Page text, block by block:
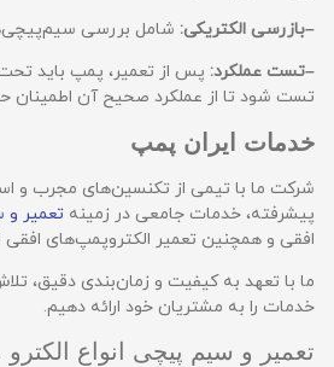
–بازرسی الکتریکی: شامل بررسی
–تست عملکرد: پس از تعمیر، پمپ باید
تست شود تا از عملکرد صحیح آن اطمینان
خدمات ایران پمپ
شرکت ما با تیمی از تکنسین‌های مجرب و
پیشرفته، خدمات جامعی در زمینه تعمیر و
افقی و همچنین تعمیر الکتروپمپ‌های افقی
ما با تعهد به کیفیت و زمان‌بندی دقیق،
خدمات را به مشتریان خود ارائه دهیم.
تعمیر و سیم پیچی انواع